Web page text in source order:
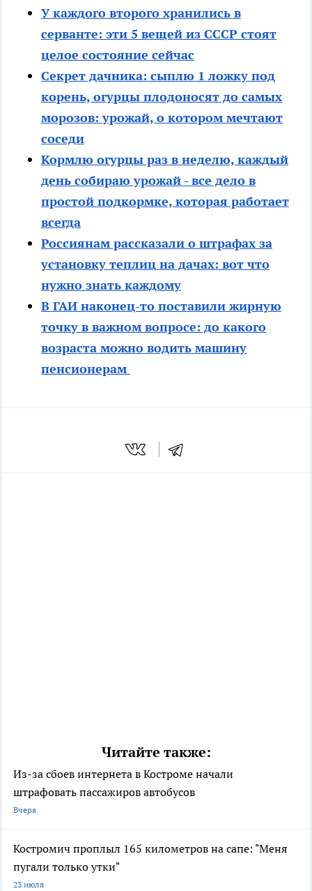
У каждого второго хранились в
серванте: эти 5 вещей из СССР стоят
целое состояние сейчас
Секрет дачника: сыплю 1 ложку под
корень, огурцы плодоносят до самых
морозов: урожай, о котором мечтают
соседи
Кормлю огурцы раз в неделю, каждый
день собираю урожай - все дело в
простой подкормке, которая работает
всегда
Россиянам рассказали о штрафах за
установку теплиц на дачах: вот что
нужно знать каждому
В ГАИ наконец-то поставили жирную
точку в важном вопросе: до какого
возраста можно водить машину
пенсионерам
Читайте также:
Из-за сбоев интернета в Костроме начали
штрафовать пассажиров автобусов
Вчера
Костромич проплыл 165 километров на сапе: "Меня
пугали только утки"
23 июля